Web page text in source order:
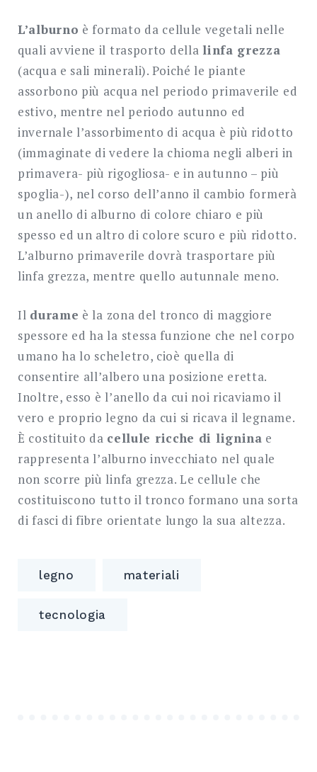
L’alburno è formato da cellule vegetali nelle
quali avviene il trasporto della linfa grezza
(acqua e sali minerali). Poiché le piante
assorbono più acqua nel periodo primaverile ed
estivo, mentre nel periodo autunno ed
invernale l’assorbimento di acqua è più ridotto
(immaginate di vedere la chioma negli alberi in
primavera- più rigogliosa- e in autunno – più
spoglia-), nel corso dell’anno il cambio formerà
un anello di alburno di colore chiaro e più
spesso ed un altro di colore scuro e più ridotto.
L’alburno primaverile dovrà trasportare più
linfa grezza, mentre quello autunnale meno.
Il durame è la zona del tronco di maggiore
spessore ed ha la stessa funzione che nel corpo
umano ha lo scheletro, cioè quella di
consentire all’albero una posizione eretta.
Inoltre, esso è l’anello da cui noi ricaviamo il
vero e proprio legno da cui si ricava il legname.
È costituito da cellule ricche di lignina e
rappresenta l’alburno invecchiato nel quale
non scorre più linfa grezza. Le cellule che
costituiscono tutto il tronco formano una sorta
di fasci di fibre orientate lungo la sua altezza.
legno materiali
tecnologia